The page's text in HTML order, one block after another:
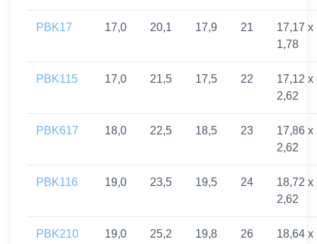
PBK17 17,0 20,1 17,9 21
17,17 x
1,78
PBK115 17,0 21,5 17,5 22
17,12 x
2,62
PBK617 18,0 22,5 18,5 23
17,86 x
2,62
PBK116 19,0 23,5 19,5 24
18,72 x
2,62
PBK210 19,0 25,2 19,8 26
18,64 x